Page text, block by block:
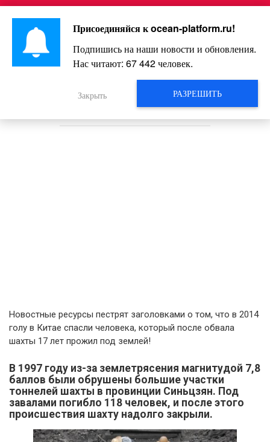
Перейти
контенту
Интересно и весело!
В 1997 году на шахте случился
обвал. Спустя 17 лет один из
шахтеров был найден живым!
Новостные ресурсы пестрят заголовками о том, что в 2014
голу в Китае спасли человека, который после обвала
шахты 17 лет прожил под землей!
В 1997 году из-за землетрясения магнитудой 7,8
баллов были обрушены большие участки
тоннелей шахты в провинции Синьцзян. Под
завалами погибло 118 человек, и после этого
происшествия шахту надолго закрыли.
Присоединяйся кocean-platform.ru!
Подпишись на наши новости и обновления.
Нас читают: 67 442человек.
РАЗРЕШИТЬ
Закрыть